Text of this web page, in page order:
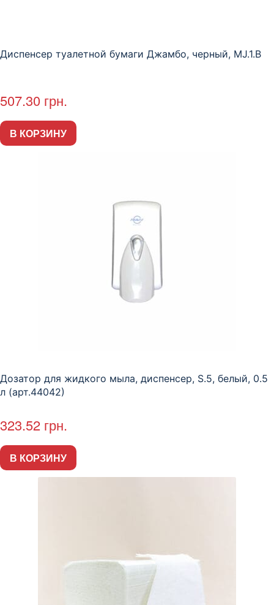
Диспенсер туалетной бумаги Джамбо, черный, MJ.1.B
507.30 грн.
В КОРЗИНУ
Дозатор для жидкого мыла, диспенсер, S.5, белый, 0.5
л (арт.44042)
323.52 грн.
В КОРЗИНУ